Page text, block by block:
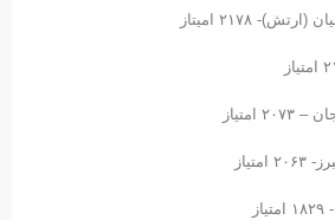
۲۱۷۸ امیتاز
امتیاز